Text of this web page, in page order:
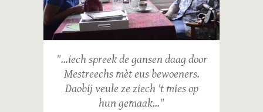
"...iech spreek de gansen daag door
Mestreechs mèt eus bewoeners.
Daobij veule ze ziech 't mies op
hun gemaak..."